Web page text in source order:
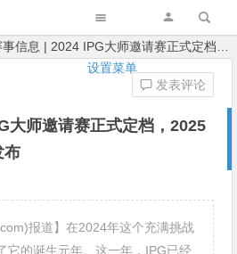
设置菜单
信息 | 2024 IPG大师邀请赛正式定档，2025 IPG全年赛事规划发布
大师邀请赛正式定档，2025
布
发表评论
报道】在2024年这个充满挑战
它的诞生元年。这一年，IPG已经